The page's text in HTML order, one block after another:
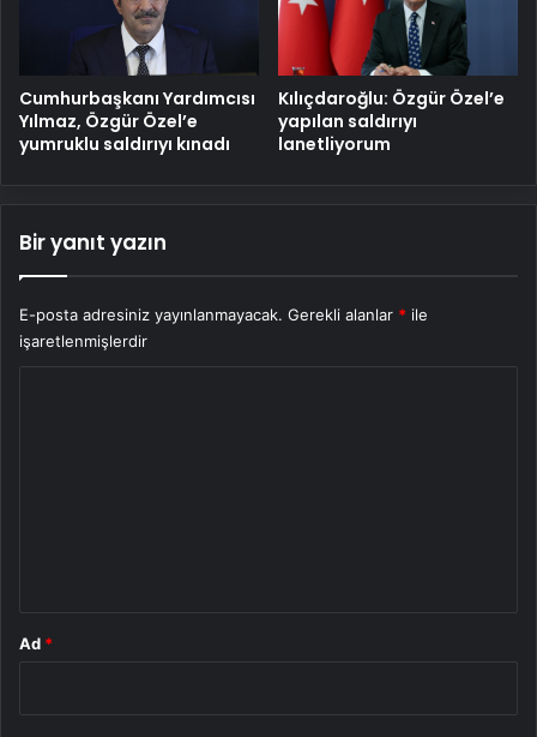
Cumhurbaşkanı Yardımcısı
Yılmaz, Özgür Özel’e
yumruklu saldırıyı kınadı
Kılıçdaroğlu: Özgür Özel’e
yapılan saldırıyı
lanetliyorum
Bir yanıt yazın
E-posta adresiniz yayınlanmayacak. Gerekli alanlar * ile
işaretlenmişlerdir
Ad *